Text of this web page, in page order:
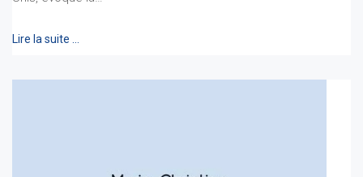
Lire la suite …